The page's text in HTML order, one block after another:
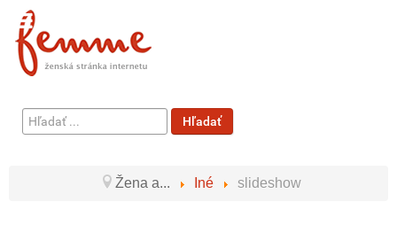
Hľadať
...
Hľadať
Žena a... Iné slideshow